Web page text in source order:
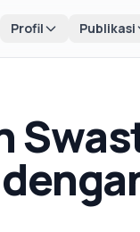
Profil Publikasi